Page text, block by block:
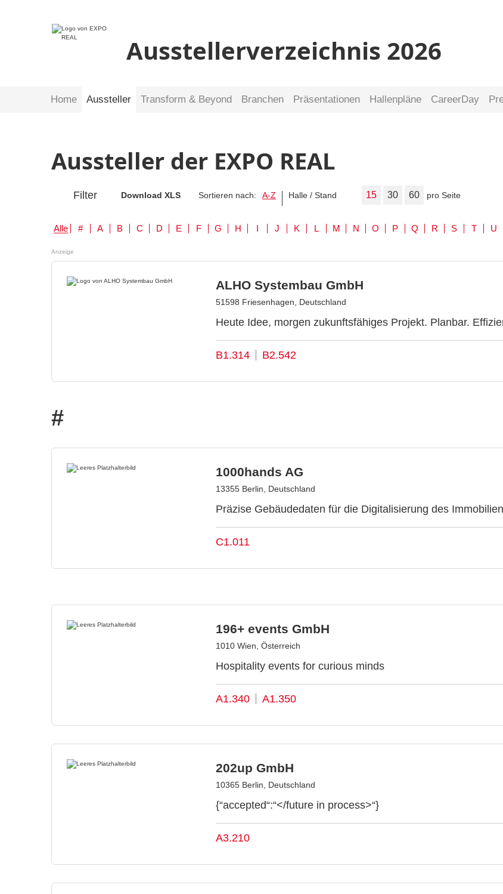
Ausstellerverzeichnis 2026
Home Aussteller Transform & Beyond Branchen Präsentationen Hallenpläne CareerDay
Aussteller der EXPO REAL
Filter Download XLS Sortieren nach: A-Z Halle / Stand 15 30 60 pro Seite
Alle # A B C D E F G H I J K L M N O P Q R S T U
Anzeige
ALHO Systembau GmbH
51598 Friesenhagen, Deutschland
Heute Idee, morgen zukunftsfähiges Projekt. Planbar.
B1.314 B2.542
#
1000hands AG
13355 Berlin, Deutschland
Präzise Gebäudedaten für die Digitalisierung des
C1.011
196+ events GmbH
1010 Wien, Österreich
Hospitality events for curious minds
A1.340 A1.350
202up GmbH
10365 Berlin, Deutschland
{“accepted“:“</future in process>“}
A3.210